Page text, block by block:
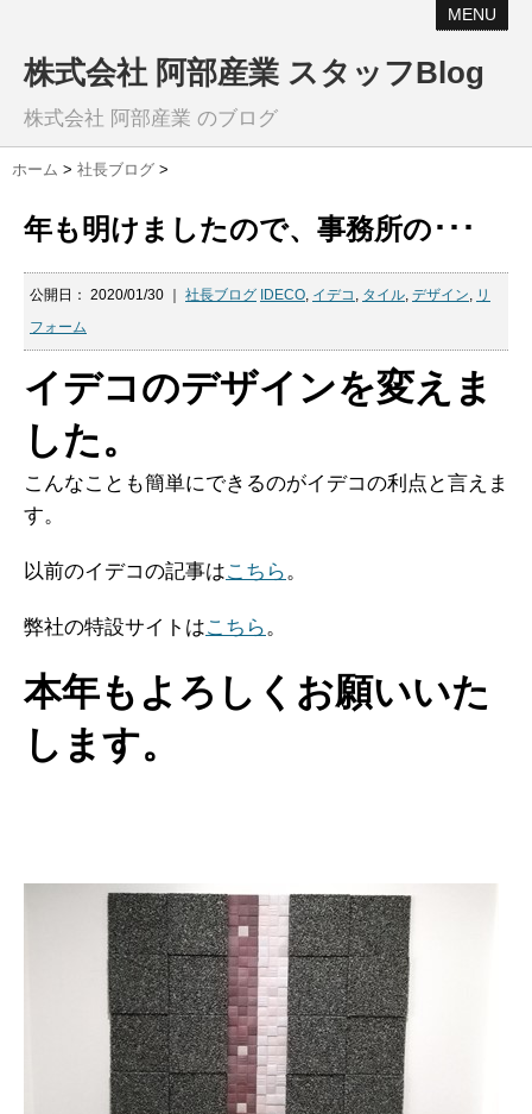
MENU
株式会社 阿部産業 スタッフBlog
株式会社 阿部産業 のブログ
ホーム > 社長ブログ >
年も明けましたので、事務所の･･･
公開日： 2020/01/30 社長ブログ IDECO, イデコ , タイル, デザイン, リ
フォーム
イデコのデザインを変えま
した。
こんなことも簡単にできるのがイデコの利点と言えま
す。
以前のイデコの記事はこちら。
弊社の特設サイトはこちら。
本年もよろしくお願いいた
します。